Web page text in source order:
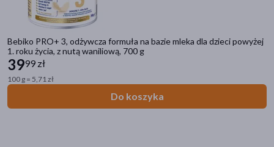
Bebiko PRO+ 3, odżywcza formuła na bazie mleka dla dzieci powyżej
1. roku życia, z nutą waniliową, 700 g
3999 zł
100 g = 5,71 zł
Do koszyka